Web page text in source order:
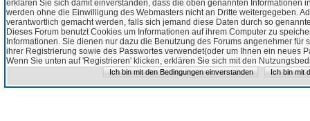
erklären Sie sich damit einverstanden, dass die oben genannten Informationen
werden ohne die Einwilligung des Webmasters nicht an Dritte weitergegeben.
verantwortlich gemacht werden, falls sich jemand diese Daten durch so
Dieses Forum benutzt Cookies um Informationen auf ihrem Computer zu
Informationen. Sie dienen nur dazu die Benutzung des Forums angenehmer
ihrer Registrierung sowie des Passwortes verwendet(oder um Ihnen ein neues
Wenn Sie unten auf 'Registrieren' klicken, erklären Sie sich mit den